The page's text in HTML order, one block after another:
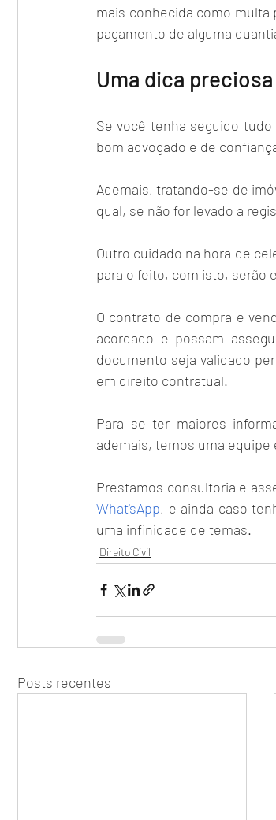
mais conhecida como
pagamento de alguma
Uma dica preciosa
Se você tenha seguido
bom advogado e de
Ademais, tratando-se de
qual, se não for levado a
Outro cuidado na hora de
para o feito, com isto, serão
O contrato de compra e
acordado e possam
documento seja validado
em direito contratual.
Para se ter maiores
ademais, temos uma equipe
Prestamos consultoria e
What'sApp, e ainda caso
uma infinidade de temas.
Direito Civil
Posts recentes